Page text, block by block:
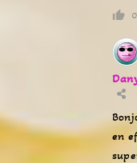
0
en